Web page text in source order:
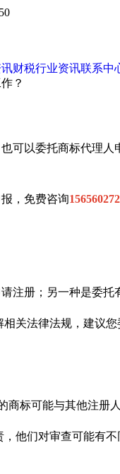
财税行业资讯联系中
？
可以委托商标代理
，免费咨询
注册；另一种是委
关法律法规，建议
商标可能与其他注册
他们对审查可能有